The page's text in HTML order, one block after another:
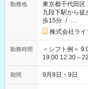
勤務地
東京都千代田区
九段下駅から徒
歩15分 / …
株式会社ライ
勤務時間
＜シフト例＞
19:00 12:30～22:00 上記の時間から好きな時間を
時間は変更とな
期間 9月8日・9日